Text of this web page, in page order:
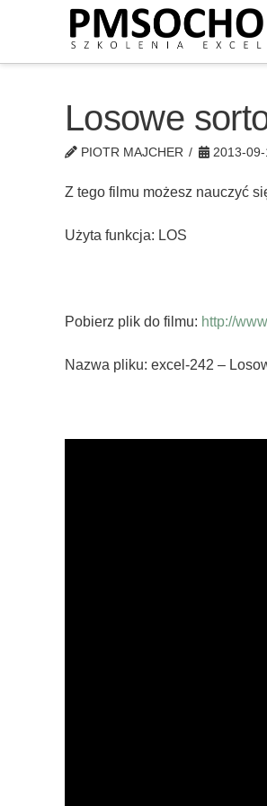
Losowe
PIOTR MAJCHER 2013-09-
Z tego filmu możesz nauczyć
Użyta funkcja: LOS
Pobierz plik do filmu: http://
Nazwa pliku: excel-242 –